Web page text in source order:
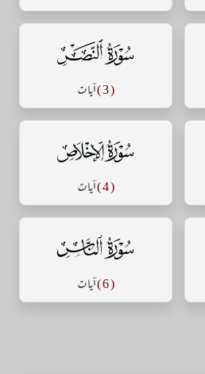
سورة النصر
( 3 ) آيات
سورة الإخلاص
( 4 ) آيات
سورة الناس
( 6 ) آيات